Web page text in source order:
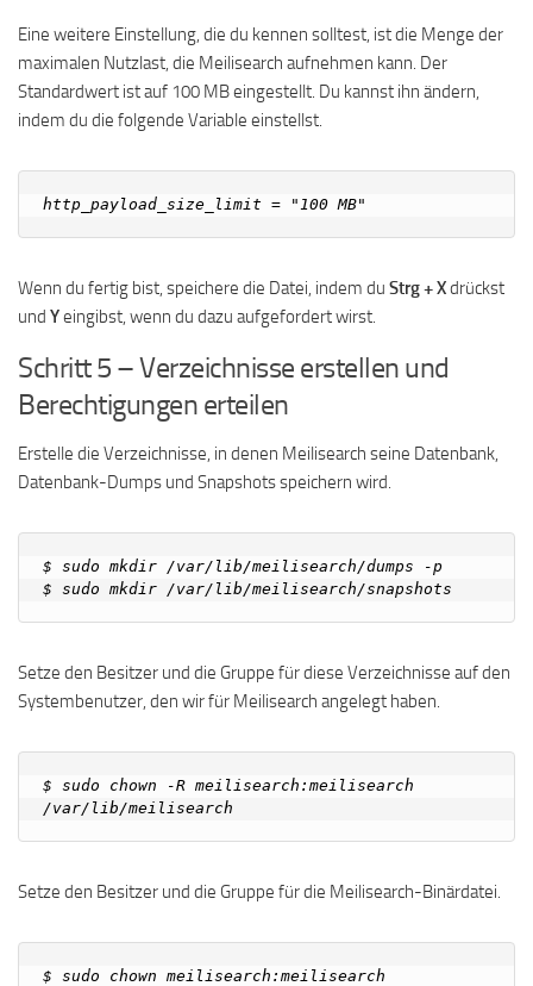
Eine weitere Einstellung, die du kennen solltest, ist die Menge der
maximalen Nutzlast, die Meilisearch aufnehmen kann. Der
Standardwert ist auf 100 MB eingestellt. Du kannst ihn ändern,
indem du die folgende Variable einstellst.
Wenn du fertig bist, speichere die Datei, indem du Strg + Xdrückst
und Yeingibst, wenn du dazu aufgefordert wirst.
Schritt 5 – Verzeichnisse erstellen und
Berechtigungen erteilen
Erstelle die Verzeichnisse, in denen Meilisearch seine Datenbank,
Datenbank-Dumps und Snapshots speichern wird.
$ sudo mkdir /var/lib/meilisearch/dumps -p
Setze den Besitzer und die Gruppe für diese Verzeichnisse auf den
Systembenutzer, den wir für Meilisearch angelegt haben.
$ sudo chown -R meilisearch:meilisearch
Setze den Besitzer und die Gruppe für die Meilisearch-Binärdatei.
$ sudo chown meilisearch:meilisearch